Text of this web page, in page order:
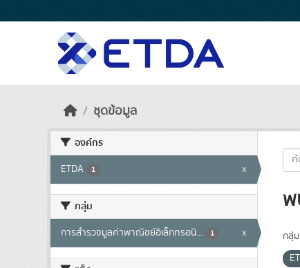
ชุดข้อมูล
องค์กร
ETDA 1 x
กลุ่ม
การสำรวจมูลค่าพาณิชย์อิเล็กทรอนิ... 1 x
พ
กลุ่